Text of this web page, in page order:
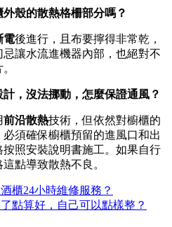
殼的散熱格柵部分嗎？
電後進行，且布要擰得非常乾，
讓水流進機器內部，也絕對不
，沒法挪動，怎麼保證通風？
前沿散熱技術，但依然對櫥櫃的
須確保櫥櫃預留的進風口和出
照安裝說明書施工。如果自行
點導致散熱不良。
櫃24小時維修服務？
點算好，自己可以點樣整？